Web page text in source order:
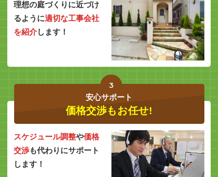
理想の庭づくりに近づけ
るように適切な工事会社
を紹介します！
3
安心サポート
価格交渉もお任せ!
スケジュール調整や価格
交渉も代わりにサポート
します！